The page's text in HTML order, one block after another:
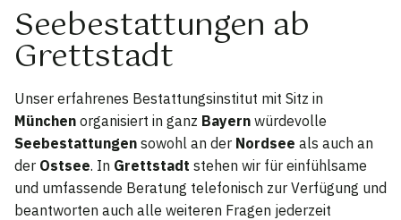
Seebestattungen ab
Grettstadt
Unser erfahrenes Bestattungsinstitut mit Sitz in
München organisiert in ganz Bayern würdevolle
Seebestattungen sowohl an der Nordsee als auch an
der Ostsee. In Grettstadt stehen wir für einfühlsame
und umfassende Beratung telefonisch zur Verfügung und
beantworten auch alle weiteren Fragen jederzeit